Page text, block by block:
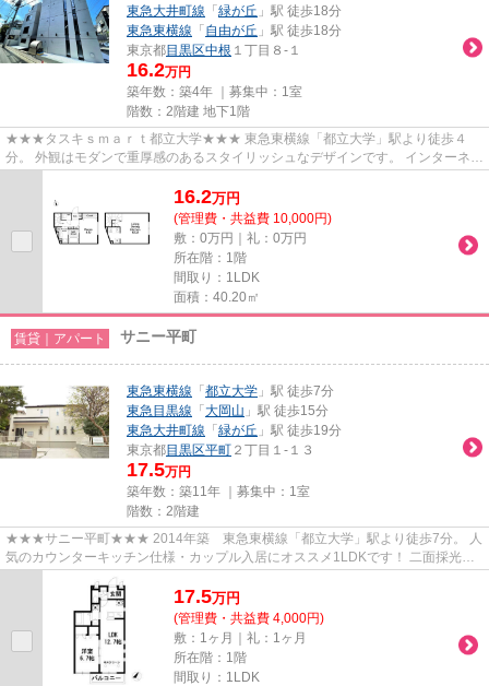
東急大井町線 「 緑が丘 」駅 徒歩18分
東急東横線 「 自由が丘 」駅 徒歩18分
東京都目黒区中根 １丁目８-１
16.2万円
築年数：築4年 ｜募集中： 1室
階数：2階建 地下1階
★★★タスキｓｍａｒｔ都立大学★★★ 東急東横線「都立大学」駅より徒歩４
分。 外観はモダンで重厚感のあるスタイリッシュなデザインです。 インターネッ
16.2万円
(管理費・共益費 10,000円)
敷：0万円｜礼：0万円
所在階：1階
間取り：1LDK
面積：40.20㎡
賃貸｜アパート サニー平町
東急東横線 「 都立大学 」駅 徒歩7分
東急目黒線 「 大岡山 」駅 徒歩15分
東急大井町線 「 緑が丘 」駅 徒歩19分
東京都目黒区平町 ２丁目１-１３
17.5万円
築年数：築11年 ｜募集中： 1室
階数：2階建
★★★サニー平町★★★ 2014年築 東急東横線「都立大学」駅より徒歩7分。 人
気のカウンターキッチン仕様・カップル入居にオススメ1LDKです！ 二面採光の
17.5万円
(管理費・共益費 4,000円)
敷：1ヶ月｜礼：1ヶ月
所在階：1階
間取り：1LDK